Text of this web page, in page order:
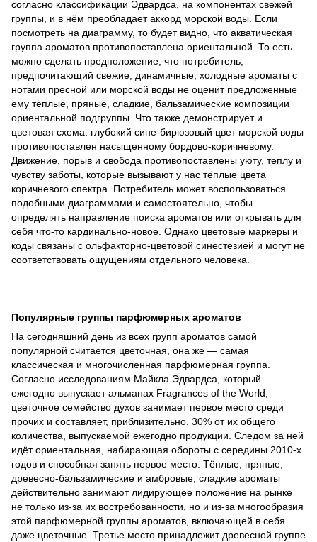
согласно классификации Эдвардса, на компонентах свежей
группы, и в нём преобладает аккорд морской воды. Если
посмотреть на диаграмму, то будет видно, что акватическая
группа ароматов противопоставлена ориентальной. То есть
можно сделать предположение, что потребитель,
предпочитающий свежие, динамичные, холодные ароматы с
нотами пресной или морской воды не оценит предложенные
ему тёплые, пряные, сладкие, бальзамические композиции
ориентальной подгруппы. Что также демонстрирует и
цветовая схема: глубокий сине-бирюзовый цвет морской воды
противопоставлен насыщенному бордово-коричневому.
Движение, порыв и свобода противопоставлены уюту, теплу и
чувству заботы, которые вызывают у нас тёплые цвета
коричневого спектра. Потребитель может воспользоваться
подобными диаграммами и самостоятельно, чтобы
определять направление поиска ароматов или открывать для
себя что-то кардинально-новое. Однако цветовые маркеры и
коды связаны с ольфакторно-цветовой синестезией и могут не
соответствовать ощущениям отдельного человека.
Популярные группы парфюмерных ароматов
На сегодняшний день из всех групп ароматов самой
популярной считается цветочная, она же — самая
классическая и многочисленная парфюмерная группа.
Согласно исследованиям Майкла Эдвардса, который
ежегодно выпускает альманах Fragrances of the World,
цветочное семейство духов занимает первое место среди
прочих и составляет, приблизительно, 30% от их общего
количества, выпускаемой ежегодно продукции. Следом за ней
идёт ориентальная, набирающая обороты с середины 2010-х
годов и способная занять первое место. Тёплые, пряные,
древесно-бальзамические и амбровые, сладкие ароматы
действительно занимают лидирующее положение на рынке
не только из-за их востребованности, но и из-за многообразия
этой парфюмерной группы ароматов, включающей в себя
даже цветочные. Третье место принадлежит древесной группе